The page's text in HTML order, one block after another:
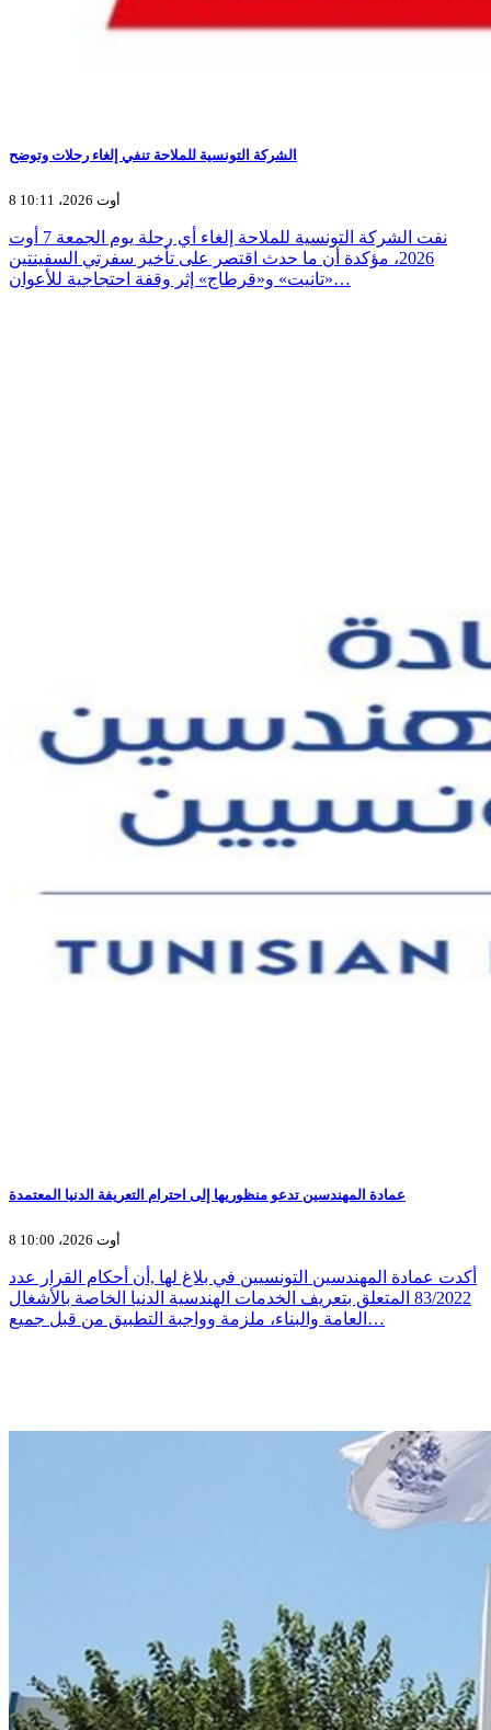
الشركة التونسية للملاحة تنفي إلغاء رحلات وتوضح
8 أوت 2026، 10:11
نفت الشركة التونسية للملاحة إلغاء أي رحلة يوم الجمعة 7 أوت
2026، مؤكدة أن ما حدث اقتصر على تأخير سفرتي السفينتين
«تانيت» و«قرطاج» إثر وقفة احتجاجية للأعوان…
عمادة المهندسين تدعو منظوريها إلى احترام التعريفة الدنيا المعتمدة
8 أوت 2026، 10:00
أكدت عمادة المهندسين التونسيين في بلاغ لها ,أن أحكام القرار عدد
83/2022 المتعلق بتعريف الخدمات الهندسية الدنيا الخاصة بالأشغال
العامة والبناء، ملزمة وواجبة التطبيق من قبل جميع…